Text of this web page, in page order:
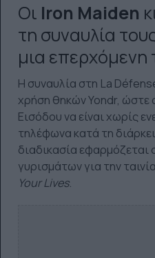
Οι Iron Maiden
τη συναυλία
μια επερχόμενη
Η συναυλία στη La
χρήση θηκών Yondr, ώστε
Εισόδου να είναι χωρίς
τηλέφωνα κατά τη
διαδικασία εφαρμόζεται
γυρισμάτων για την
Your Lives.